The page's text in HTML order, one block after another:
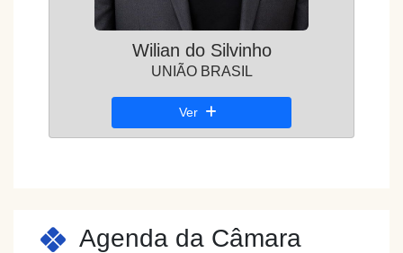
Wilian do Silvinho
UNIÃO BRASIL
Ver
Agenda da Câmara